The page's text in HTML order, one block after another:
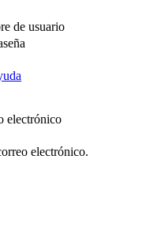
de usuario
electrónico
electrónico.